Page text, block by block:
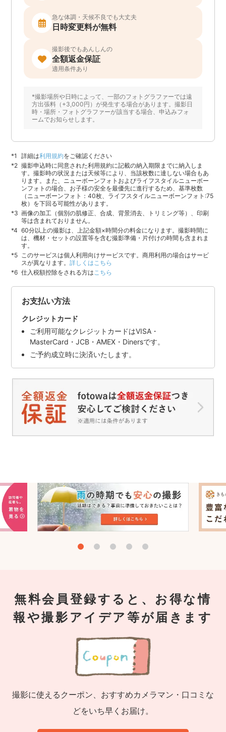
急な体調・天候不良でも大丈夫
日時変更料が無料
撮影後でもあんしんの
全額返金保証
適用条件あり
*撮影場所や日時によって、一部のフォトグラファーでは遠
方出張料（+3,000円）が発生する場合があります。撮影日
時・場所・フォトグラファーが該当する場合、申込みフォ
ームでお知らせします。
詳細は利用規約をご確認ください
撮影申込時に同意された利用規約に記載の納入期限までに納入しま
す。撮影時の状況または天候等により、当該枚数に達しない場合もあ
ります。また、ニューボーンフォトおよびライフスタイルニューボー
ンフォトの場合、お子様の安全を最優先に進行するため、基準枚数
（ニューボーンフォト：40枚、ライフスタイルニューボーンフォト:75
枚）を下回る可能性があります。
画像の加工（個別の肌修正、合成、背景消去、トリミング等）、印刷
等は含まれておりません。
60分以上の撮影は、上記金額×時間分の料金になります。撮影時間に
は、機材・セットの設置等を含む撮影準備・片付けの時間も含まれま
す。
このサービスは個人利用向けサービスです。商用利用の場合はサービ
スが異なります。詳しくはこちら
仕入税額控除をされる方はこちら
お支払い方法
クレジットカード
ご利用可能なクレジットカードはVISA・
MasterCard・JCB・AMEX・Dinersです。
ご予約成立時に決済いたします。
無料会員登録すると、お得な情
報や撮影アイデア等が届きます
撮影に使えるクーポン、おすすめカメラマン・口コミな
どをいち早くお届け。